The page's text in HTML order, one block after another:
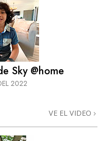
Sky @home
2022
VE EL VIDEO